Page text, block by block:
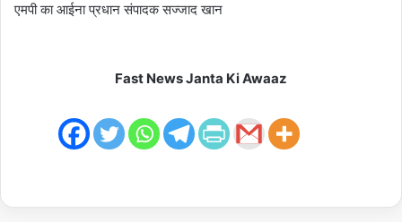
एमपी का आईना प्रधान संपादक सज्जाद खान
Fast News Janta Ki Awaaz